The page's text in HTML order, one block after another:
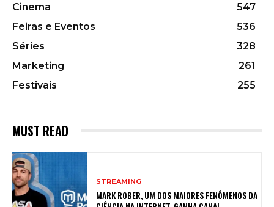
Cinema
547
Feiras e Eventos
536
Séries
328
Marketing
261
Festivais
255
MUST READ
STREAMING
MARK ROBER, UM DOS MAIORES FENÔMENOS DA